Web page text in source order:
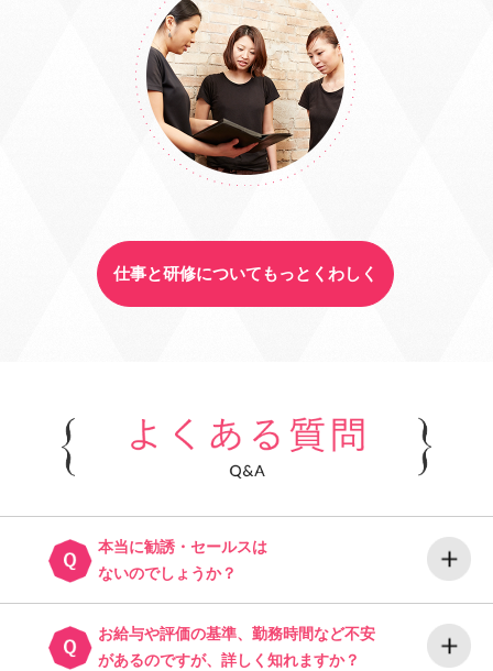
仕事と研修についてもっとくわしく
本当に勧誘・セールスは
ないのでしょうか？
お給与や評価の基準、勤務時間など不安
があるのですが、詳しく知れますか？